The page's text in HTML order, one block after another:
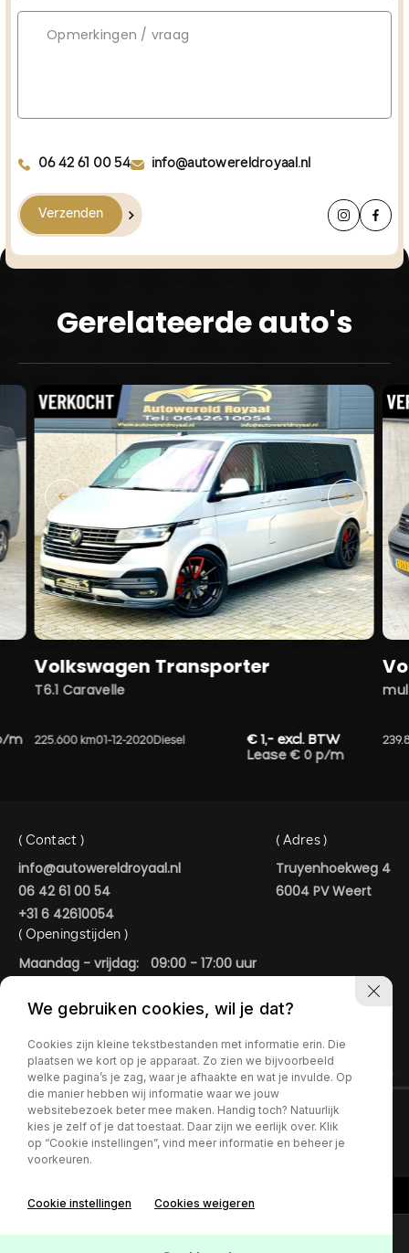
06 42 61 00 54 info@autowereldroyaal.nl
Verzenden
Gerelateerde auto's
m
Volkswagen Transporter
T6.1 Caravelle
225.600 km01-12-2020Diesel
€ 1,- excl. BTW
Lease € 0 p/m
( Contact )
info@autowereldroyaal.nl
06 42 61 00 54
+31 6 42610054
( Adres )
Truyenhoekweg 4
6004 PV Weert
( Openingstijden )
Maandag - vrijdag:
09:00 - 17:00 uur
In de avonduren geopend op afspraak.
AUTOWERELD ROYAAL
Contact
Interesse in deze Mercedes-Benz
We gebruiken cookies, wil je dat?
Cookies zijn kleine tekstbestanden met informatie erin. Die
plaatsen we kort op je apparaat. Zo zien we bijvoorbeeld
welke pagina’s je zag, waar je afhaakte en wat je invulde. Op
die manier hebben wij informatie waar we jouw
websitebezoek beter mee maken. Handig toch? Natuurlijk
kies je zelf of je dat toestaat. Daar zijn we eerlijk over. Klik
op “Cookie instellingen”, vind meer informatie en beheer je
voorkeuren.
Cookie instellingen Cookies weigeren